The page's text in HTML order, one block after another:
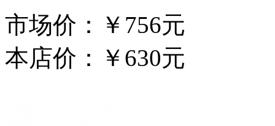
市场价：
￥756元
本店价：
￥630元